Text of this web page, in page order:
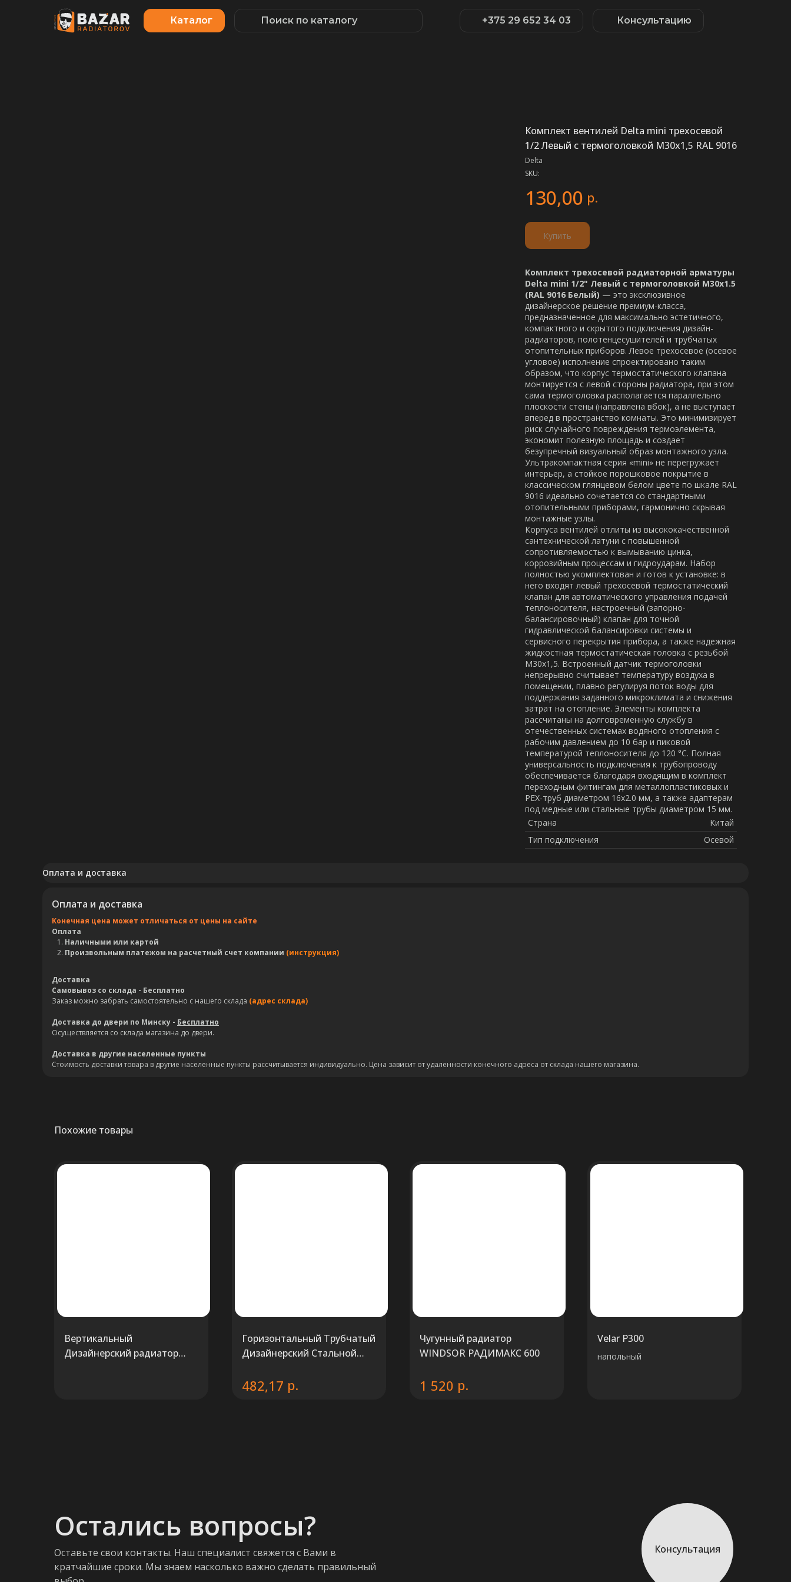
Консультацию
+375 29 652 34 03
Каталог Поиск по каталогу
Комплект вентилей Delta mini трехосевой
1/2 Левый с термоголовкой М30х1,5 RAL 9016
Delta
SKU:
130,00 р.
Купить
Комплект трехосевой радиаторной арматуры
Delta mini 1/2" Левый с термоголовкой M30x1.5
(RAL 9016 Белый) — это эксклюзивное
дизайнерское решение премиум-класса,
предназначенное для максимально эстетичного,
компактного и скрытого подключения дизайн-
радиаторов, полотенцесушителей и трубчатых
отопительных приборов. Левое трехосевое (осевое
угловое) исполнение спроектировано таким
образом, что корпус термостатического клапана
монтируется с левой стороны радиатора, при этом
сама термоголовка располагается параллельно
плоскости стены (направлена вбок), а не выступает
вперед в пространство комнаты. Это минимизирует
риск случайного повреждения термоэлемента,
экономит полезную площадь и создает
безупречный визуальный образ монтажного узла.
Ультракомпактная серия «mini» не перегружает
интерьер, а стойкое порошковое покрытие в
классическом глянцевом белом цвете по шкале RAL
9016 идеально сочетается со стандартными
отопительными приборами, гармонично скрывая
монтажные узлы.
Корпуса вентилей отлиты из высококачественной
сантехнической латуни с повышенной
сопротивляемостью к вымыванию цинка,
коррозийным процессам и гидроударам. Набор
полностью укомплектован и готов к установке: в
него входят левый трехосевой термостатический
клапан для автоматического управления подачей
теплоносителя, настроечный (запорно-
балансировочный) клапан для точной
гидравлической балансировки системы и
сервисного перекрытия прибора, а также надежная
жидкостная термостатическая головка с резьбой
М30х1,5. Встроенный датчик термоголовки
непрерывно считывает температуру воздуха в
помещении, плавно регулируя поток воды для
поддержания заданного микроклимата и снижения
затрат на отопление. Элементы комплекта
рассчитаны на долговременную службу в
отечественных системах водяного отопления с
рабочим давлением до 10 бар и пиковой
температурой теплоносителя до 120 °C. Полная
универсальность подключения к трубопроводу
обеспечивается благодаря входящим в комплект
переходным фитингам для металлопластиковых и
PEX-труб диаметром 16х2.0 мм, а также адаптерам
под медные или стальные трубы диаметром 15 мм.
Страна
Китай
Тип подключения
Осевой
Оплата и доставка
Оплата и доставка
Конечная цена может отличаться от цены на сайте
Оплата
Наличными или картой
Произвольным платежом на расчетный счет компании (инструкция)
Доставка
Самовывоз со склада - Бесплатно
Заказ можно забрать самостоятельно с нашего склада (адрес склада)
Доставка до двери по Минску - Бесплатно
Осуществляется со склада магазина до двери.
Доставка в другие населенные пункты
Стоимость доставки товара в другие населенные пункты рассчитывается индивидуально. Цена зависит от удаленности конечного адреса от склада нашего магазина.
Похожие товары
Вертикальный
Дизайнерский радиатор
Горизонтальный Трубчатый
Дизайнерский Стальной
60 H 1750 мм.
482,17 р.
Чугунный радиатор
WINDSOR РАДИМАКС 600
1 520 р.
Velar P300
напольный
Остались вопросы?
Оставьте свои контакты. Наш специалист свяжется с Вами в
кратчайшие сроки. Мы знаем насколько важно сделать правильный
Консультация